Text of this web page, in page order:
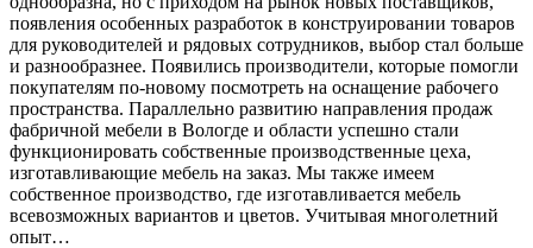
появления особенных разработок в конструировании товаров
для руководителей и рядовых сотрудников, выбор стал больше
и разнообразнее. Появились производители, которые помогли
покупателям по-новому посмотреть на оснащение рабочего
пространства. Параллельно развитию направления продаж
фабричной мебели в Вологде и области успешно стали
функционировать собственные производственные цеха,
изготавливающие мебель на заказ. Мы также имеем
собственное производство, где изготавливается мебель
всевозможных вариантов и цветов. Учитывая многолетний
опыт…